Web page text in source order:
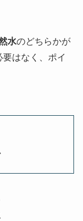
水のどちらかが
はなく、ポイ